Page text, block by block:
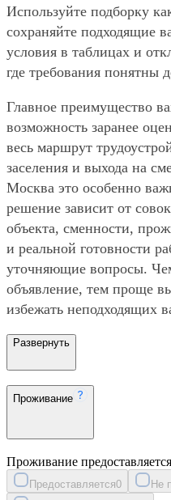
Используйте подборку
сохраняйте подходящие
условия в таблицах и
где требования понятны
Главное преимущество
возможность заранее
весь маршрут
заселения и выхода на
Москва это особенно
решение зависит от
объекта, сменности,
и реальной готовности
уточняющие вопросы.
объявление, тем проще
избежать неподходящих
Развернуть
Проживание
Проживание предоставляется
Предоставляется0 Не